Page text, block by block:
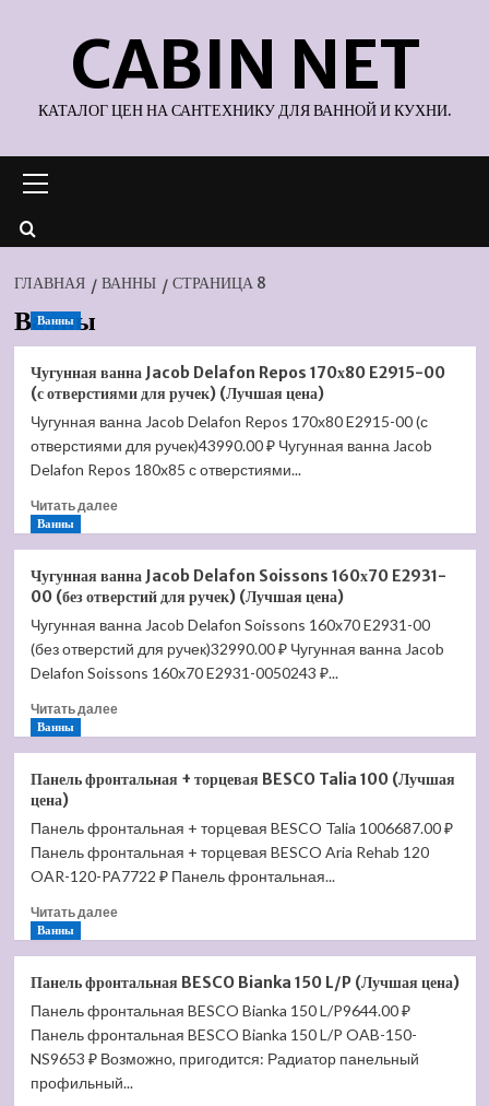
содержимомуCABIN NET
КАТАЛОГ ЦЕН НА САНТЕХНИКУ ДЛЯ ВАННОЙ И КУХНИ.
меню
ГЛАВНАЯ ВАННЫ СТРАНИЦА 8
Ванны
Ванны
Чугунная ванна Jacob Delafon Repos 170х80 E2915-00
(с отверстиями для ручек) (Лучшая цена)
Чугунная ванна Jacob Delafon Repos 170х80 E2915-00 (с
отверстиями для ручек)43990.00 ₽ Чугунная ванна Jacob
Delafon Repos 180x85 с отверстиями...
Читать далееПрочитать
ванна
Jacob
Delafon
Repos
170х80
00
отверстиями
цена)
Ванны
Чугунная ванна Jacob Delafon Soissons 160х70 E2931-
00 (без отверстий для ручек) (Лучшая цена)
Чугунная ванна Jacob Delafon Soissons 160х70 E2931-00
(без отверстий для ручек)32990.00 ₽ Чугунная ванна Jacob
Delafon Soissons 160x70 E2931-0050243 ₽...
Читать далееПрочитать
ванна
Delafon
Soissons
160х70
00
отверстий
(Лучшая
цена)
Ванны
Панель фронтальная + торцевая BESCO Talia 100 (Лучшая
цена)
Панель фронтальная + торцевая BESCO Talia 1006687.00 ₽
Панель фронтальная + торцевая BESCO Aria Rehab 120
OAR-120-PA7722 ₽ Панель фронтальная...
Читать далееПрочитать
фронтальная
+
торцевая
BESCO
Talia
Ванны
Панель фронтальная BESCO Bianka 150 L/P (Лучшая цена)
Панель фронтальная BESCO Bianka 150 L/P9644.00 ₽
Панель фронтальная BESCO Bianka 150 L/P OAB-150-
NS9653 ₽ Возможно, пригодится: Радиатор панельный
профильный...